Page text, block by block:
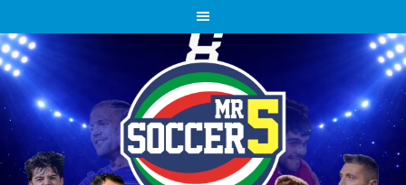
to
content